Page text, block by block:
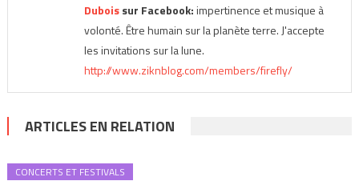
Duboissur Facebook:impertinence et musique à
volonté. Être humain sur la planète terre. J'accepte
les invitations sur la lune.
http://www.ziknblog.com/members/firefly/
ARTICLES EN RELATION
CONCERTS ET FESTIVALS